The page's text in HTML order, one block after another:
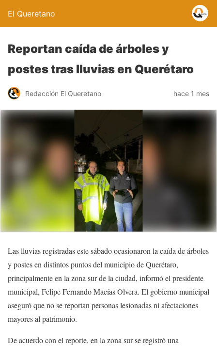
El Queretano
Reportan caída de árboles y
postes tras lluvias en Querétaro
Redacción El Queretano hace 1 mes
Las lluvias registradas este sábado ocasionaron la caída de árboles
y postes en distintos puntos del municipio de Querétaro,
principalmente en la zona sur de la ciudad, informó el presidente
municipal, Felipe Fernando Macías Olvera. El gobierno municipal
aseguró que no se reportan personas lesionadas ni afectaciones
mayores al patrimonio.
De acuerdo con el reporte, en la zona sur se registró una